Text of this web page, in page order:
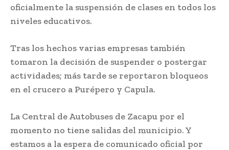
oficialmente la suspensión de clases en todos los
niveles educativos.
Tras los hechos varias empresas también
tomaron la decisión de suspender o postergar
actividades; más tarde se reportaron bloqueos
en el crucero a Purépero y Capula.
La Central de Autobuses de Zacapu por el
momento no tiene salidas del municipio. Y
estamos a la espera de comunicado oficial por